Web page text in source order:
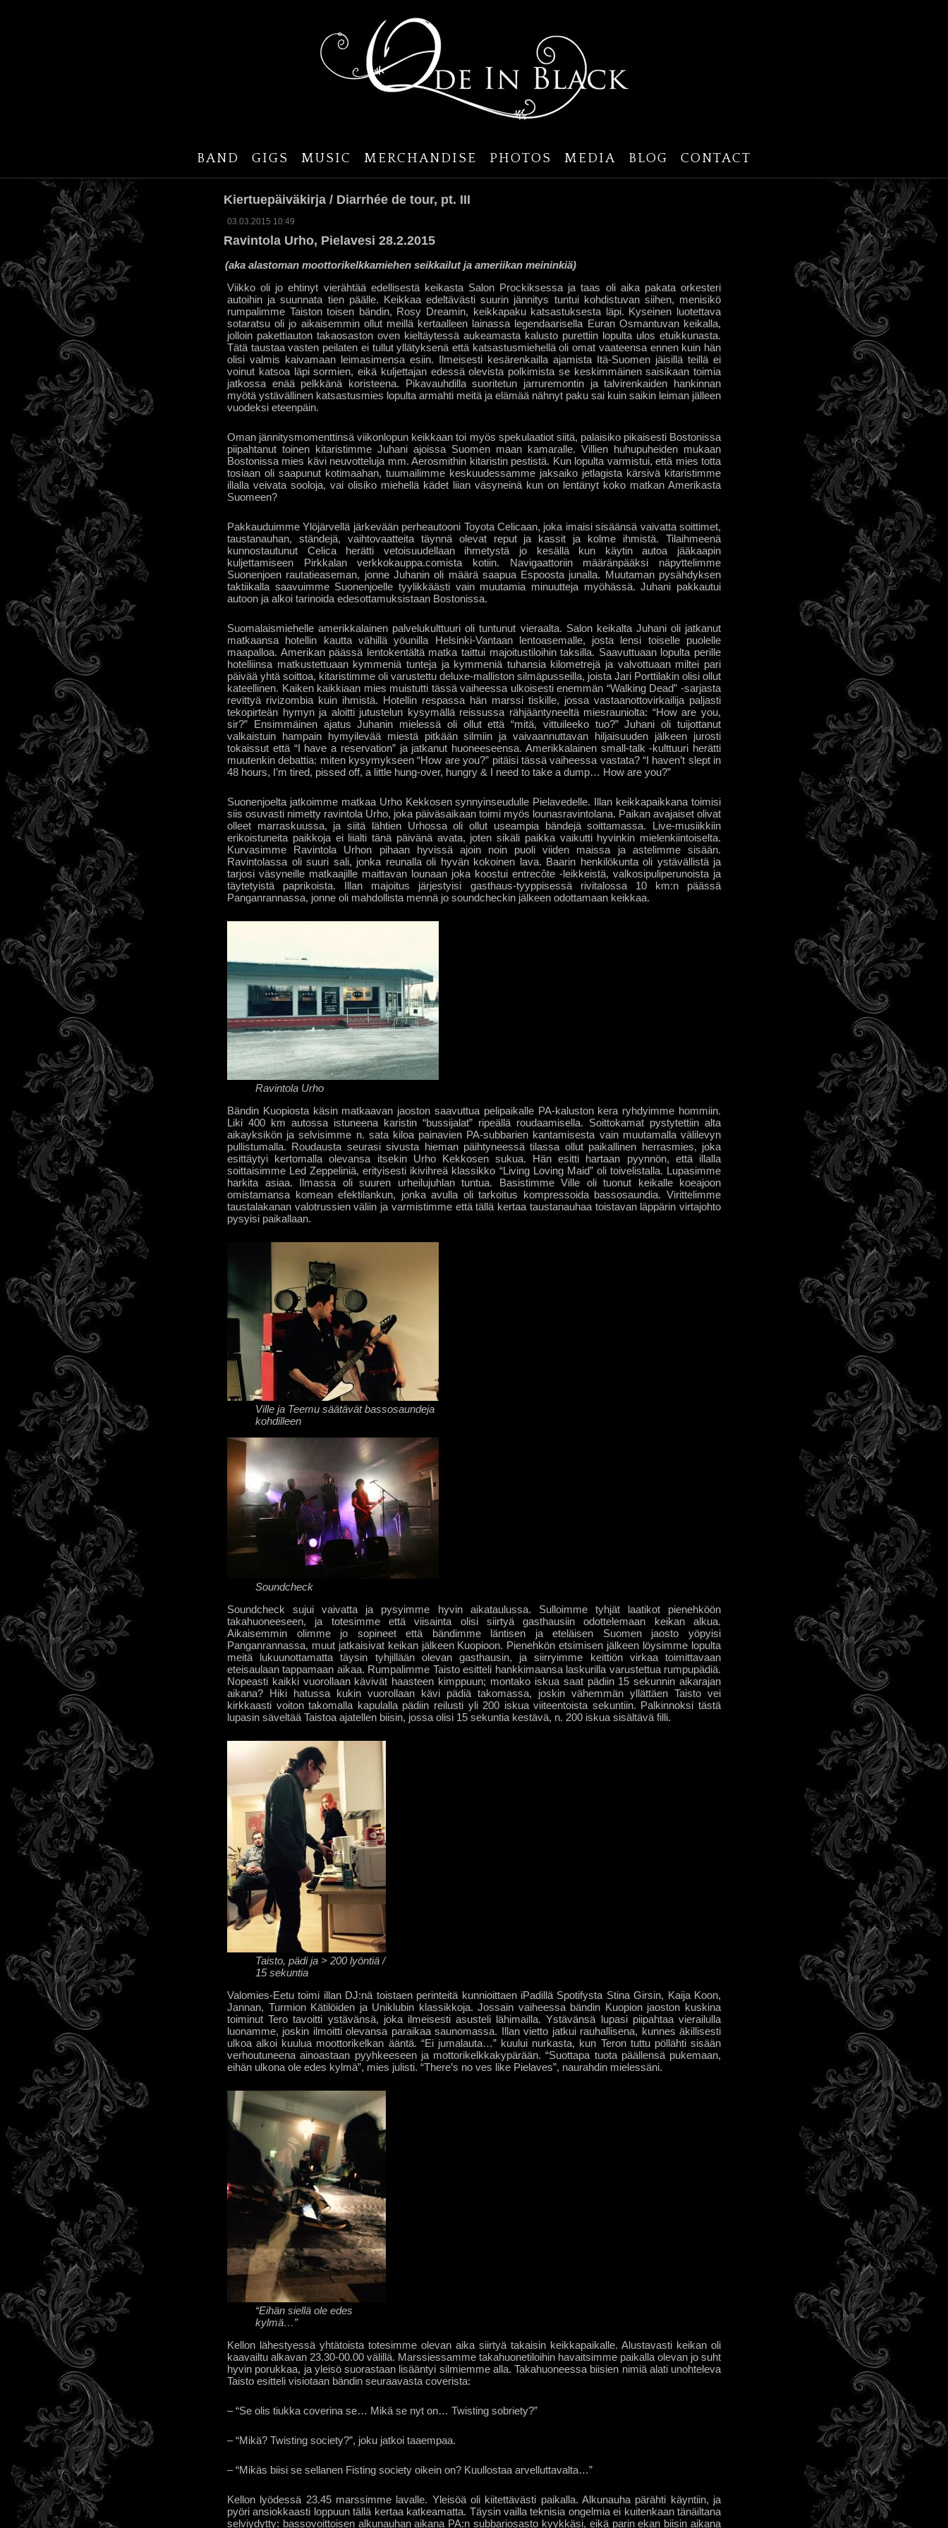
BAND GIGS MUSIC MERCHANDISE PHOTOS MEDIA BLOG CONTACT
Kiertuepäiväkirja / Diarrhée de tour, pt. III
03.03.2015 10:49
Ravintola Urho, Pielavesi 28.2.2015
(aka alastoman moottorikelkkamiehen seikkailut ja ameriikan meininkiä)
Viikko oli jo ehtinyt vierähtää edellisestä keikasta Salon Prockiksessa ja taas oli aika pakata orkesteri
autoihin ja suunnata tien päälle. Keikkaa edeltävästi suurin jännitys tuntui kohdistuvan siihen, menisikö
rumpalimme Taiston toisen bändin, Rosy Dreamin, keikkapaku katsastuksesta läpi. Kyseinen luotettava
sotaratsu oli jo aikaisemmin ollut meillä kertaalleen lainassa legendaarisella Euran Osmantuvan keikalla,
jolloin pakettiauton takaosaston oven kieltäytessä aukeamasta kalusto purettiin lopulta ulos etuikkunasta.
Tätä taustaa vasten peilaten ei tullut yllätyksenä että katsastusmiehellä oli omat vaateensa ennen kuin hän
olisi valmis kaivamaan leimasimensa esiin. Ilmeisesti kesärenkailla ajamista Itä-Suomen jäisillä teillä ei
voinut katsoa läpi sormien, eikä kuljettajan edessä olevista polkimista se keskimmäinen saisikaan toimia
jatkossa enää pelkkänä koristeena. Pikavauhdilla suoritetun jarruremontin ja talvirenkaiden hankinnan
myötä ystävällinen katsastusmies lopulta armahti meitä ja elämää nähnyt paku sai kuin saikin leiman jälleen
vuodeksi eteenpäin.
Oman jännitysmomenttinsä viikonlopun keikkaan toi myös spekulaatiot siitä, palaisiko pikaisesti Bostonissa
piipahtanut toinen kitaristimme Juhani ajoissa Suomen maan kamaralle. Villien huhupuheiden mukaan
Bostonissa mies kävi neuvotteluja mm. Aerosmithin kitaristin pestistä. Kun lopulta varmistui, että mies totta
tosiaan oli saapunut kotimaahan, tuumailimme keskuudessamme jaksaiko jetlagista kärsivä kitaristimme
illalla veivata sooloja, vai olisiko miehellä kädet liian väsyneinä kun on lentänyt koko matkan Amerikasta
Suomeen?
Pakkauduimme Ylöjärvellä järkevään perheautooni Toyota Celicaan, joka imaisi sisäänsä vaivatta soittimet,
taustanauhan, ständejä, vaihtovaatteita täynnä olevat reput ja kassit ja kolme ihmistä. Tilaihmeenä
kunnostautunut Celica herätti vetoisuudellaan ihmetystä jo kesällä kun käytin autoa jääkaapin
kuljettamiseen Pirkkalan verkkokauppa.comista kotiin. Navigaattoriin määränpääksi näpyttelimme
Suonenjoen rautatieaseman, jonne Juhanin oli määrä saapua Espoosta junalla. Muutaman pysähdyksen
taktiikalla saavuimme Suonenjoelle tyylikkäästi vain muutamia minuutteja myöhässä. Juhani pakkautui
autoon ja alkoi tarinoida edesottamuksistaan Bostonissa.
Suomalaismiehelle amerikkalainen palvelukulttuuri oli tuntunut vieraalta. Salon keikalta Juhani oli jatkanut
matkaansa hotellin kautta vähillä yöunilla Helsinki-Vantaan lentoasemalle, josta lensi toiselle puolelle
maapalloa. Amerikan päässä lentokentältä matka taittui majoitustiloihin taksilla. Saavuttuaan lopulta perille
hotelliinsa matkustettuaan kymmeniä tunteja ja kymmeniä tuhansia kilometrejä ja valvottuaan miltei pari
päivää yhtä soittoa, kitaristimme oli varustettu deluxe-malliston silmäpusseilla, joista Jari Porttilakin olisi ollut
kateellinen. Kaiken kaikkiaan mies muistutti tässä vaiheessa ulkoisesti enemmän “Walking Dead” -sarjasta
revittyä rivizombia kuin ihmistä. Hotellin respassa hän marssi tiskille, jossa vastaanottovirkailija paljasti
tekopirteän hymyn ja aloitti jutustelun kysymällä reissussa rähjääntyneeltä miesrauniolta: “How are you,
sir?” Ensimmäinen ajatus Juhanin mielessä oli ollut että “mitä, vittuileeko tuo?” Juhani oli tuijottanut
valkaistuin hampain hymyilevää miestä pitkään silmiin ja vaivaannuttavan hiljaisuuden jälkeen jurosti
tokaissut että “I have a reservation” ja jatkanut huoneeseensa. Amerikkalainen small-talk -kulttuuri herätti
muutenkin debattia: miten kysymykseen “How are you?” pitäisi tässä vaiheessa vastata? “I haven’t slept in
48 hours, I’m tired, pissed off, a little hung-over, hungry & I need to take a dump… How are you?”
Suonenjoelta jatkoimme matkaa Urho Kekkosen synnyinseudulle Pielavedelle. Illan keikkapaikkana toimisi
siis osuvasti nimetty ravintola Urho, joka päiväsaikaan toimi myös lounasravintolana. Paikan avajaiset olivat
olleet marraskuussa, ja siitä lähtien Urhossa oli ollut useampia bändejä soittamassa. Live-musiikkiin
erikoistuneita paikkoja ei liialti tänä päivänä avata, joten sikäli paikka vaikutti hyvinkin mielenkiintoiselta.
Kurvasimme Ravintola Urhon pihaan hyvissä ajoin noin puoli viiden maissa ja astelimme sisään.
Ravintolassa oli suuri sali, jonka reunalla oli hyvän kokoinen lava. Baarin henkilökunta oli ystävällistä ja
tarjosi väsyneille matkaajille maittavan lounaan joka koostui entrecôte -leikkeistä, valkosipuliperunoista ja
täytetyistä paprikoista. Illan majoitus järjestyisi gasthaus-tyyppisessä rivitalossa 10 km:n päässä
Panganrannassa, jonne oli mahdollista mennä jo soundcheckin jälkeen odottamaan keikkaa.
Ravintola Urho
Bändin Kuopiosta käsin matkaavan jaoston saavuttua pelipaikalle PA-kaluston kera ryhdyimme hommiin.
Liki 400 km autossa istuneena karistin “bussijalat” ripeällä roudaamisella. Soittokamat pystytettiin alta
aikayksikön ja selvisimme n. sata kiloa painavien PA-subbarien kantamisesta vain muutamalla välilevyn
pullistumalla. Roudausta seurasi sivusta hieman päihtyneessä tilassa ollut paikallinen herrasmies, joka
esittäytyi kertomalla olevansa itsekin Urho Kekkosen sukua. Hän esitti hartaan pyynnön, että illalla
soittaisimme Led Zeppeliniä, erityisesti ikivihreä klassikko “Living Loving Maid” oli toivelistalla. Lupasimme
harkita asiaa. Ilmassa oli suuren urheilujuhlan tuntua. Basistimme Ville oli tuonut keikalle koeajoon
omistamansa komean efektilankun, jonka avulla oli tarkoitus kompressoida bassosaundia. Virittelimme
taustalakanan valotrussien väliin ja varmistimme että tällä kertaa taustanauhaa toistavan läppärin virtajohto
pysyisi paikallaan.
Ville ja Teemu säätävät bassosaundeja
kohdilleen
Soundcheck
Soundcheck sujui vaivatta ja pysyimme hyvin aikataulussa. Sulloimme tyhjät laatikot pienehköön
takahuoneeseen, ja totesimme että viisainta olisi siirtyä gasthausiin odottelemaan keikan alkua.
Aikaisemmin olimme jo sopineet että bändimme läntisen ja eteläisen Suomen jaosto yöpyisi
Panganrannassa, muut jatkaisivat keikan jälkeen Kuopioon. Pienehkön etsimisen jälkeen löysimme lopulta
meitä lukuunottamatta täysin tyhjillään olevan gasthausin, ja siirryimme keittiön virkaa toimittavaan
eteisaulaan tappamaan aikaa. Rumpalimme Taisto esitteli hankkimaansa laskurilla varustettua rumpupädiä.
Nopeasti kaikki vuorollaan kävivät haasteen kimppuun; montako iskua saat pädiin 15 sekunnin aikarajan
aikana? Hiki hatussa kukin vuorollaan kävi pädiä takomassa, joskin vähemmän yllättäen Taisto vei
kirkkaasti voiton takomalla kapulalla pädiin reilusti yli 200 iskua viiteentoista sekuntiin. Palkinnoksi tästä
lupasin säveltää Taistoa ajatellen biisin, jossa olisi 15 sekuntia kestävä, n. 200 iskua sisältävä filli.
Taisto, pädi ja > 200 lyöntiä /
15 sekuntia
Valomies-Eetu toimi illan DJ:nä toistaen perinteitä kunnioittaen iPadillä Spotifysta Stina Girsin, Kaija Koon,
Jannan, Turmion Kätilöiden ja Uniklubin klassikkoja. Jossain vaiheessa bändin Kuopion jaoston kuskina
toiminut Tero tavoitti ystävänsä, joka ilmeisesti asusteli lähimailla. Ystävänsä lupasi piipahtaa vierailulla
luonamme, joskin ilmoitti olevansa paraikaa saunomassa. Illan vietto jatkui rauhallisena, kunnes äkillisesti
ulkoa alkoi kuulua moottorikelkan ääntä. “Ei jumalauta…” kuului nurkasta, kun Teron tuttu pöllähti sisään
verhoutuneena ainoastaan pyyhkeeseen ja mottorikelkkakypärään. “Suottapa tuota päällensä pukemaan,
eihän ulkona ole edes kylmä”, mies julisti. “There’s no ves like Pielaves”, naurahdin mielessäni.
“Eihän siellä ole edes
kylmä…”
Kellon lähestyessä yhtätoista totesimme olevan aika siirtyä takaisin keikkapaikalle. Alustavasti keikan oli
kaavailtu alkavan 23.30-00.00 välillä. Marssiessamme takahuonetiloihin havaitsimme paikalla olevan jo suht
hyvin porukkaa, ja yleisö suorastaan lisääntyi silmiemme alla. Takahuoneessa biisien nimiä alati unohteleva
Taisto esitteli visiotaan bändin seuraavasta coverista:
– “Se olis tiukka coverina se… Mikä se nyt on… Twisting sobriety?”
– “Mikä? Twisting society?”, joku jatkoi taaempaa.
– “Mikäs biisi se sellanen Fisting society oikein on? Kuullostaa arvelluttavalta…”
Kellon lyödessä 23.45 marssimme lavalle. Yleisöä oli kiitettävästi paikalla. Alkunauha pärähti käyntiin, ja
pyöri ansiokkaasti loppuun tällä kertaa katkeamatta. Täysin vailla teknisia ongelmia ei kuitenkaan tänäiltana
selviydytty: bassovoittoisen alkunauhan aikana PA:n subbariosasto kyykkäsi, eikä parin ekan biisin aikana